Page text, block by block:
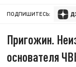
ПОДПИШИТЕСЬ:
Пригожин.
основателя